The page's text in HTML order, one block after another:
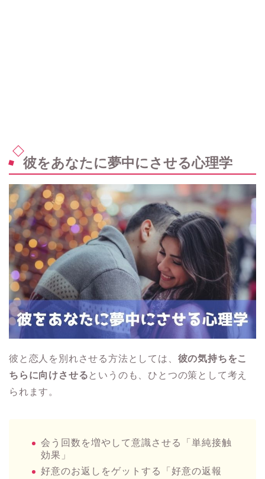
彼をあなたに夢中にさせる心理学
彼と恋人を別れさせる方法としては、 彼の気持ちをこ
ちらに向けさせる というのも、ひとつの策として考え
られます。
会う回数を増やして意識させる「単純接触
効果」
好意のお返しをゲットする「好意の返報